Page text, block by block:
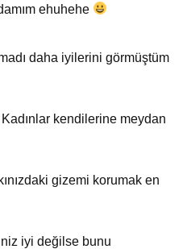
ehuhehe
daha iyilerini görmüştüm
kendilerine meydan
gizemi korumak en
iyi değilse bunu